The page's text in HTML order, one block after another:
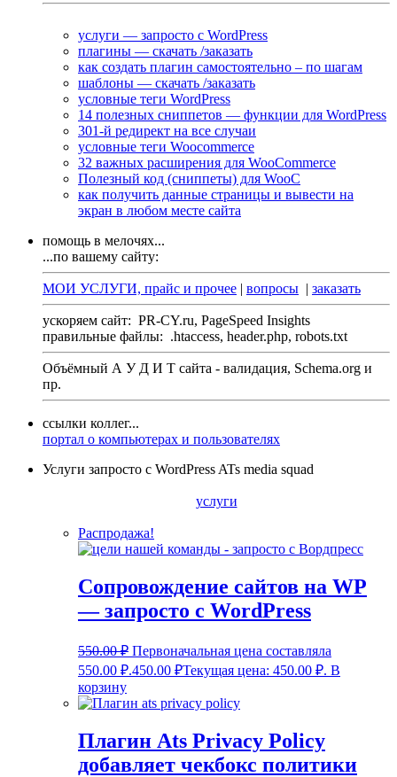
услуги — запросто с WordPress
плагины — скачать /заказать
как создать плагин самостоятельно – по шагам
шаблоны — скачать /заказать
условные теги WordPress
14 полезных сниппетов — функции для WordPress
301-й редирект на все случаи
условные теги Woocommerce
32 важных расширения для WooCommerce
Полезный код (сниппеты) для WooC
как получить данные страницы и вывести на
экран в любом месте сайта
помощь в мелочях...
...по вашему сайту:
МОИ УСЛУГИ, прайс и прочее | вопросы | заказать
ускоряем сайт: PR-CY.ru, PageSpeed Insights
правильные файлы: .htaccess, header.php, robots.txt
Объёмный А У Д И Т сайта - валидация, Schema.org и
пр.
ссылки коллег...
портал о компьютерах и пользователях
Услуги запросто с WordPress ATs media squad
услуги
Распродажа!
Сопровождение сайтов на WP
— запросто с WordPress
550.00₽ Первоначальная цена составляла
550.00 ₽.450.00 ₽Текущая цена: 450.00 ₽. В
корзину
Плагин Ats Privacy Policy
добавляет чекбокс политики